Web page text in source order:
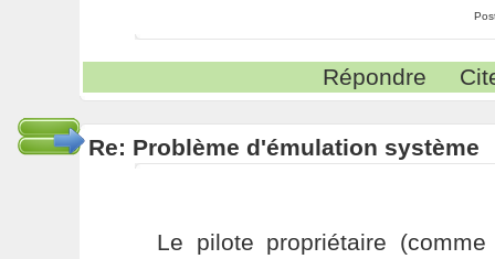
Répondre
Re: Problème d'émulation système
Le pilote propriétaire